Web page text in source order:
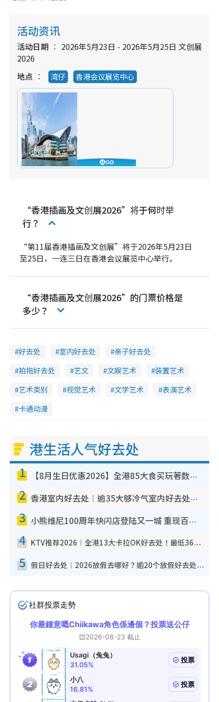
活动资讯
活动日期
2026年5月23日 - 2026年5月25日 文创展
2026
地点
湾仔 香港会议展览中心
“香港插画及文创展2026”将于何时举
行？
“第11届香港插画及文创展”将于2026年5月23日
至25日，一连三日在香港会议展览中心举行。
“香港插画及文创展2026”的门票价格是
多少？
好去处 室内好去处
亲子好去处
拍拖好去处
艺文 文娱艺术
装置艺术
艺术类别
视觉艺术 文学艺术
表演艺术
卡通动漫
港生活人气好去处
1 【8月生日优惠2026】全港85大食买玩著数攻略 自助餐/火锅放题同行免费＋诚品/DONKI送现金券
2 香港室内好去处︱逾35大够冷气室内好去处推荐 室内活动免费避雨无惧下雨
3 小熊维尼100周年快闪店登陆又一城 重现百亩森林经典场景／独家限定盲盒登场／专属DIY香水
4 KTV推荐2026︱全港13大卡拉OK好去处！最低36元起 日语歌都有！(附地址+收费详情)
5 假日好去处︱2026放假去哪好？逾20个放假好去处郊外/秘境 休闲半日或一日游